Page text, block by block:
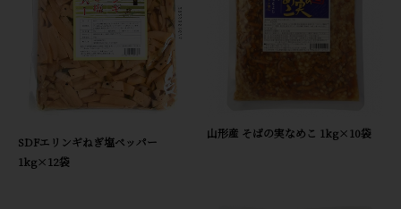
SDFエリンギねぎ塩ペッパー
1kg×12袋
山形産 そばの実なめこ 1kg×10袋